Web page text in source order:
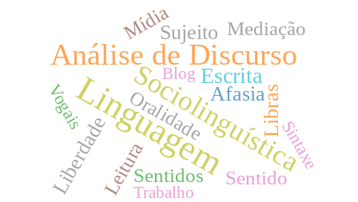
Linguagem
Análise de Discurso
Sociolinguística
Escrita
Libras
Liberdade
Sujeito
Afasia
LeituraSentidos
Mediação
Sentido
Mídia
Oralidade
Vogais
Sintaxe
Trabalho
Blog